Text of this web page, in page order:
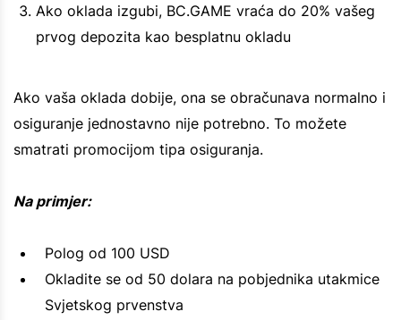
Ako oklada izgubi, BC.GAME vraća do 20% vašeg
prvog depozita kao besplatnu okladu
Ako vaša oklada dobije, ona se obračunava normalno i
osiguranje jednostavno nije potrebno. To možete
smatrati promocijom tipa osiguranja.
Na primjer:
Polog od 100 USD
Okladite se od 50 dolara na pobjednika utakmice
Svjetskog prvenstva